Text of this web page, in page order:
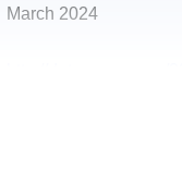
March 2024